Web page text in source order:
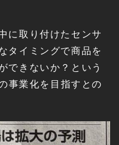
に取り付けたセンサ
タイミングで商品を
できないか？という
事業化を目指すとの